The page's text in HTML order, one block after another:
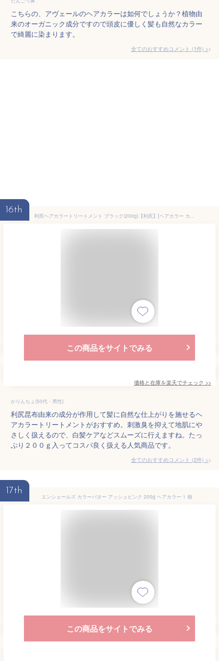
こちらの、アヴェールのヘアカラーは如何でしょうか？植物由
来のオーガニック成分ですので頭皮に優しく髪も自然なカラー
で綺麗に染まります。
全てのおすすめコメント (1件) >
16th
利尻ヘアカラートリートメント ブラック(200g)【利尻】[ヘアカラー カラー剤 白髪かくし 白髪]
この商品をサイトでみる
価格と在庫を楽天でチェック >>
かりんちょ(50代・男性)
利尻昆布由来の成分が作用して髪に自然な仕上がりを施せるヘ
アカラートリートメントがおすすめ。刺激臭を抑えて地肌にや
さしく扱えるので、白髪ケアなどスムーズに行えますね。たっ
ぷり２００ｇ入ってコスパ良く扱える人気商品です。
全てのおすすめコメント (2件) >
17th
エンシェールズ カラーバター アッシュピンク 200g ヘアカラー 1 個
この商品をサイトでみる